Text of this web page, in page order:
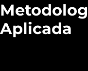
Aplicada